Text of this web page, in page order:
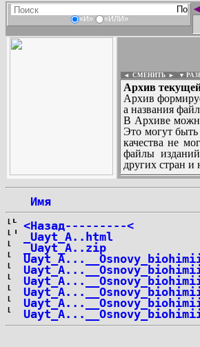
«И» «ИЛИ»
◄ СМЕНИТЬ ► ▼
Архив
Архив
а названия
В Архиве
Это могут
качества не
файлы
других стран и
Имя
<Назад---------<
_Uayt_A..html
_Uayt_A..zip